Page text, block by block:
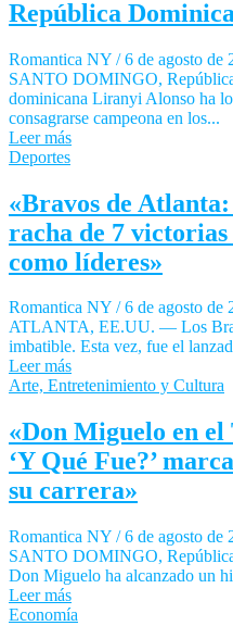
República
Romantica NY / 6 de agosto de
SANTO DOMINGO,
dominicana Liranyi Alonso ha
consagrarse campeona en los...
Leer más
Deportes
«Bravos de
racha de 7 victorias
como líderes»
Romantica NY / 6 de agosto de
ATLANTA, EE.UU. — Los
imbatible. Esta vez, fue el
Leer más
Arte, Entretenimiento y Cultura
«Don Miguelo en
‘Y Qué Fue?’
su carrera»
Romantica NY / 6 de agosto de
SANTO DOMINGO,
Don Miguelo ha alcanzado un
Leer más
Economía